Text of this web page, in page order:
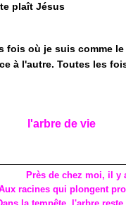
plaît Jésus
fois où je suis comme le
à l'autre. Toutes les
l'arbre de vie
Près de chez moi, il y
racines qui plongent